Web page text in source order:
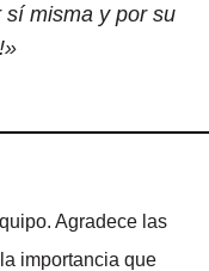
sí misma y por su
Agradece las
importancia que